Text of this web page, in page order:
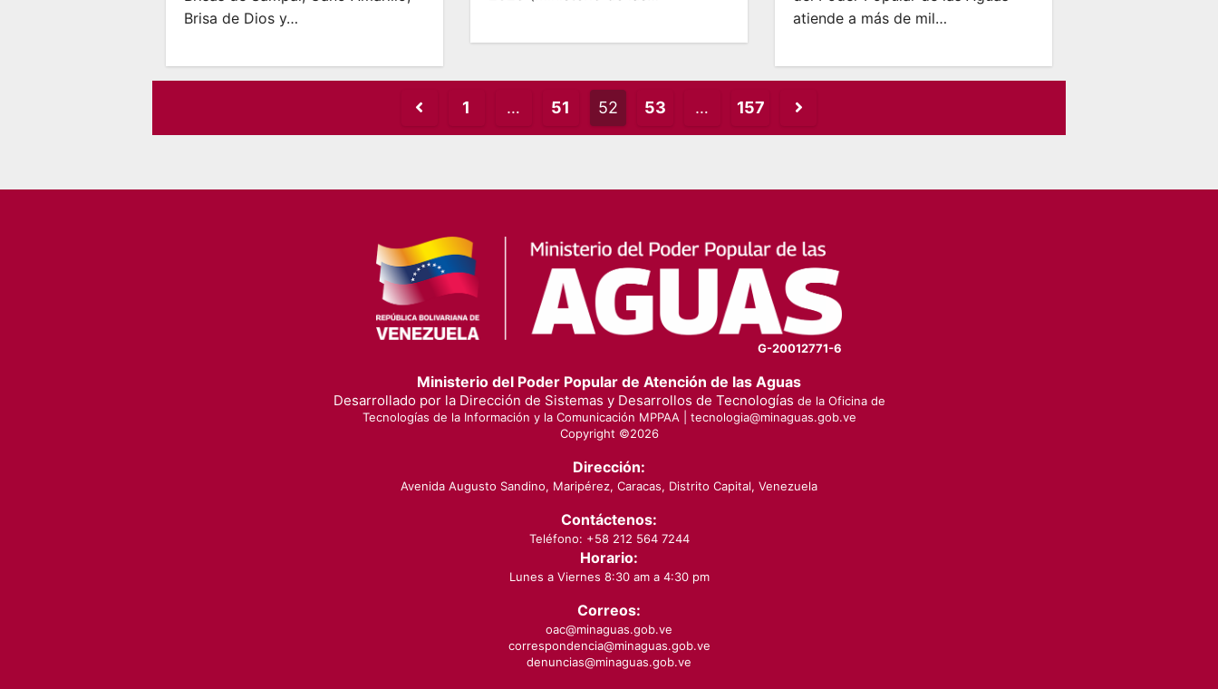
Brisa de Dios y…
atiende a más de mil…
Posts
pagination
1 … 51 52 53 … 157
G-20012771-6
Ministerio del Poder Popular de Atención de las Aguas
Desarrollado por la Dirección de Sistemas y Desarrollos de Tecnologías de la Oficina de
Tecnologías de la Información y la Comunicación MPPAA | tecnologia@minaguas.gob.ve
Copyright ©2026
Dirección:
Avenida Augusto Sandino, Maripérez, Caracas, Distrito Capital, Venezuela
Contáctenos:
Teléfono: +58 212 564 7244
Horario:
Lunes a Viernes 8:30 am a 4:30 pm
Correos:
oac@minaguas.gob.ve
correspondencia@minaguas.gob.ve
denuncias@minaguas.gob.ve